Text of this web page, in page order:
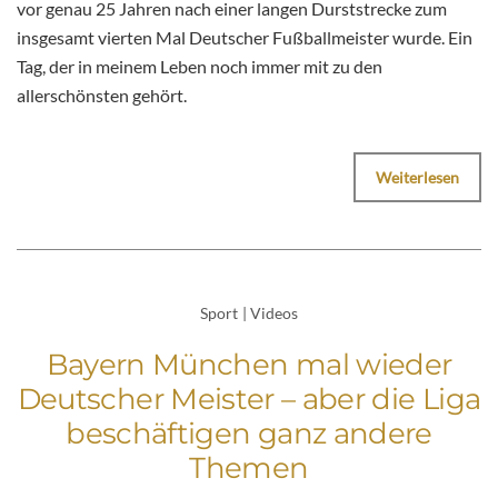
vor genau 25 Jahren nach einer langen Durststrecke zum
insgesamt vierten Mal Deutscher Fußballmeister wurde. Ein
Tag, der in meinem Leben noch immer mit zu den
allerschönsten gehört.
Weiterlesen
Sport | Videos
Bayern München mal wieder
Deutscher Meister – aber die Liga
beschäftigen ganz andere
Themen